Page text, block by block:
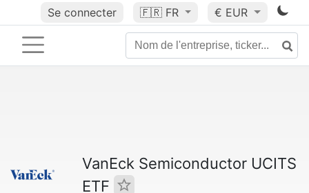
Se connecter 🇫🇷 FR € EUR
VanEck Semiconductor UCITS
ETF